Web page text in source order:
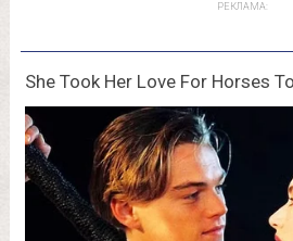
РЕКЛАМА: